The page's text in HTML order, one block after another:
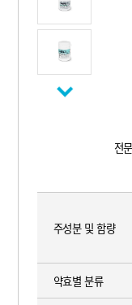
전
주성분 및 함량
약효별 분류